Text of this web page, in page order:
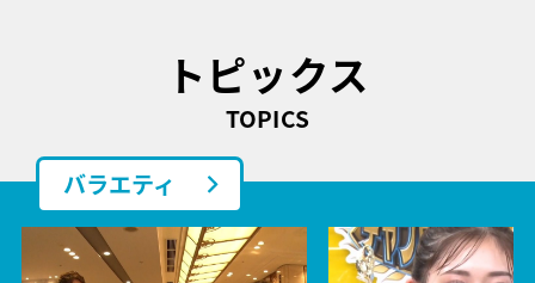
トピックス
TOPICS
バラエティ